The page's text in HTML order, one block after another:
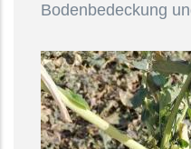
Bodenbedeckung